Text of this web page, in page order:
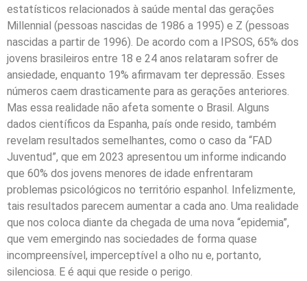
estatísticos relacionados à saúde mental das gerações
Millennial (pessoas nascidas de 1986 a 1995) e Z (pessoas
nascidas a partir de 1996). De acordo com a IPSOS, 65% dos
jovens brasileiros entre 18 e 24 anos relataram sofrer de
ansiedade, enquanto 19% afirmavam ter depressão. Esses
números caem drasticamente para as gerações anteriores.
Mas essa realidade não afeta somente o Brasil. Alguns
dados científicos da Espanha, país onde resido, também
revelam resultados semelhantes, como o caso da “FAD
Juventud”, que em 2023 apresentou um informe indicando
que 60% dos jovens menores de idade enfrentaram
problemas psicológicos no território espanhol. Infelizmente,
tais resultados parecem aumentar a cada ano. Uma realidade
que nos coloca diante da chegada de uma nova “epidemia”,
que vem emergindo nas sociedades de forma quase
incompreensível, imperceptível a olho nu e, portanto,
silenciosa. E é aqui que reside o perigo.